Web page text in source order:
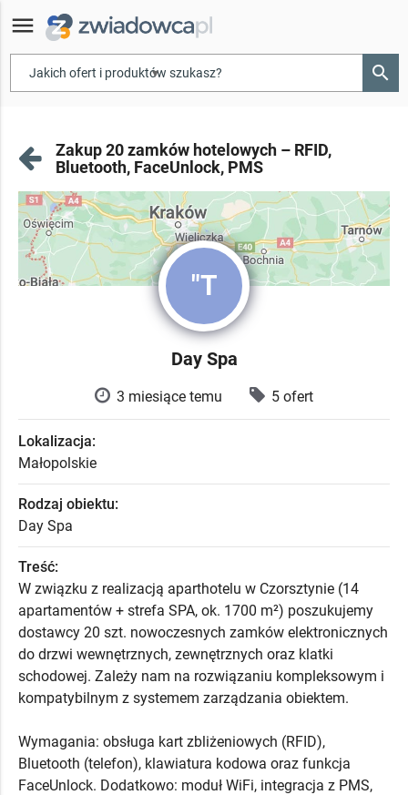
menu
▾ search
Zakup 20 zamków hotelowych – RFID,
Bluetooth, FaceUnlock, PMS
"T
Day Spa
3 miesiące temu 5 ofert
Lokalizacja:
Małopolskie
Rodzaj obiektu:
Day Spa
Treść:
W związku z realizacją aparthotelu w Czorsztynie (14
apartamentów + strefa SPA, ok. 1700 m²) poszukujemy
dostawcy 20 szt. nowoczesnych zamków elektronicznych
do drzwi wewnętrznych, zewnętrznych oraz klatki
schodowej. Zależy nam na rozwiązaniu kompleksowym i
kompatybilnym z systemem zarządzania obiektem.
Wymagania: obsługa kart zbliżeniowych (RFID),
Bluetooth (telefon), klawiatura kodowa oraz funkcja
FaceUnlock. Dodatkowo: moduł WiFi, integracja z PMS,